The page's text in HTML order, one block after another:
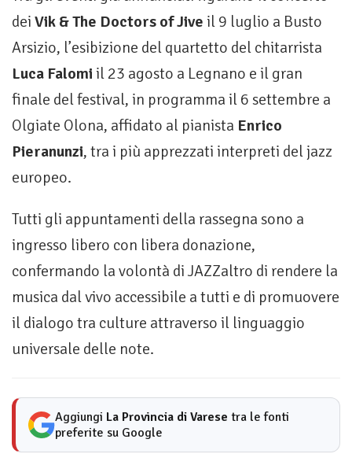
dei Vik & The Doctors of Jive il 9 luglio a Busto
Arsizio, l’esibizione del quartetto del chitarrista
Luca Falomi il 23 agosto a Legnano e il gran
finale del festival, in programma il 6 settembre a
Olgiate Olona, affidato al pianista Enrico
Pieranunzi, tra i più apprezzati interpreti del jazz
europeo.
Tutti gli appuntamenti della rassegna sono a
ingresso libero con libera donazione,
confermando la volontà di JAZZaltro di rendere la
musica dal vivo accessibile a tutti e di promuovere
il dialogo tra culture attraverso il linguaggio
universale delle note.
Aggiungi La Provincia di Varese tra le fonti
preferite su Google